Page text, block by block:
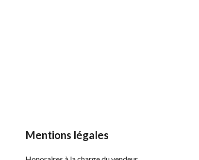
Mentions légales